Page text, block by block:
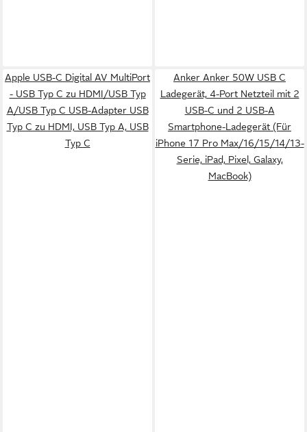
Apple USB-C Digital AV MultiPort
- USB Typ C zu HDMI/USB Typ
A/USB Typ C USB-Adapter USB
Typ C zu HDMI, USB Typ A, USB
Typ C
Anker Anker 50W USB C
Ladegerät, 4-Port Netzteil mit 2
USB-C und 2 USB-A
Smartphone-Ladegerät (Für
iPhone 17 Pro Max/16/15/14/13-
Serie, iPad, Pixel, Galaxy,
MacBook)